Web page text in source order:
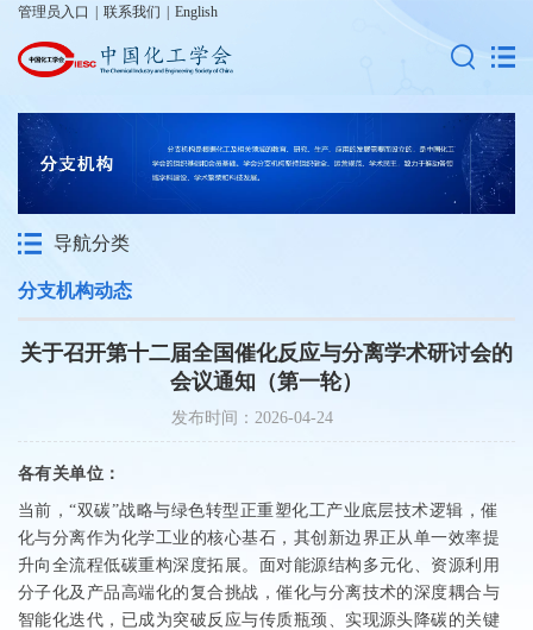
管理员入口 联系我们 English
导航分类
分支机构动态
关于召开第十二届全国催化反应与分离学术研讨会的
会议通知（第一轮）
发布时间：2026-04-24
各有关单位：
当前，“双碳”战略与绿色转型正重塑化工产业底层技术逻辑，催
化与分离作为化学工业的核心基石，其创新边界正从单一效率提
升向全流程低碳重构深度拓展。面对能源结构多元化、资源利用
分子化及产品高端化的复合挑战，催化与分离技术的深度耦合与
智能化迭代，已成为突破反应与传质瓶颈、实现源头降碳的关键